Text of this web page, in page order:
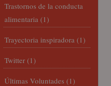
Trastornos de la conducta
alimentaria (1)
Trayectoria inspiradora (1)
Twitter (1)
Últimas Voluntades (1)